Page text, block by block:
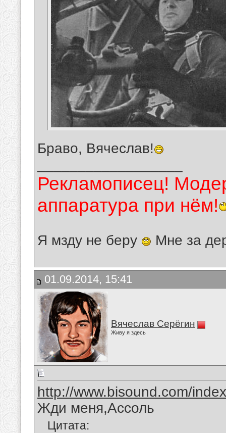
Браво, Вячеслав!
Рекламописец!
аппаратура при нём!
Я мзду не беру Мне за
01.09.2014, 15:41
Вячеслав Серёгин
Живу я здесь
http://www.bisound.com/
Жди меня,Ассоль
Цитата: